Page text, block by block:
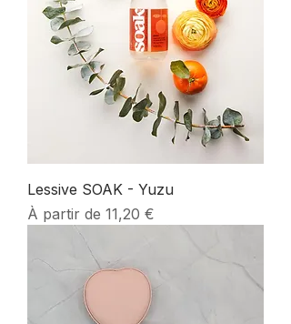
Lessive SOAK - Yuzu
À partir de 11,20 €
Prix promotionnel